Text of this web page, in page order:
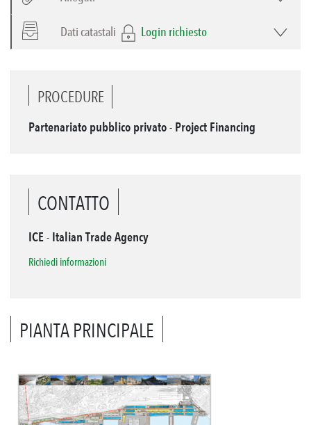
Dati catastali Login richiesto
PROCEDURE
Partenariato pubblico privato - Project Financing
CONTATTO
ICE - Italian Trade Agency
Richiedi informazioni
PIANTA PRINCIPALE